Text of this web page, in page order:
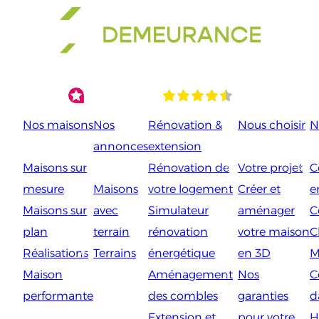
Nos maisons
Maisons sur
mesure
Maisons sur
plan
Réalisations
Maison
performante
Nos
annonces
Maisons
avec
terrain
Terrains
Rénovation &
extension
Rénovation de
votre logement
Simulateur
rénovation
énergétique
Aménagement
des combles
Nous choisir
Votre projet
Créer et
aménager
votre maison
en 3D
Nos
garanties